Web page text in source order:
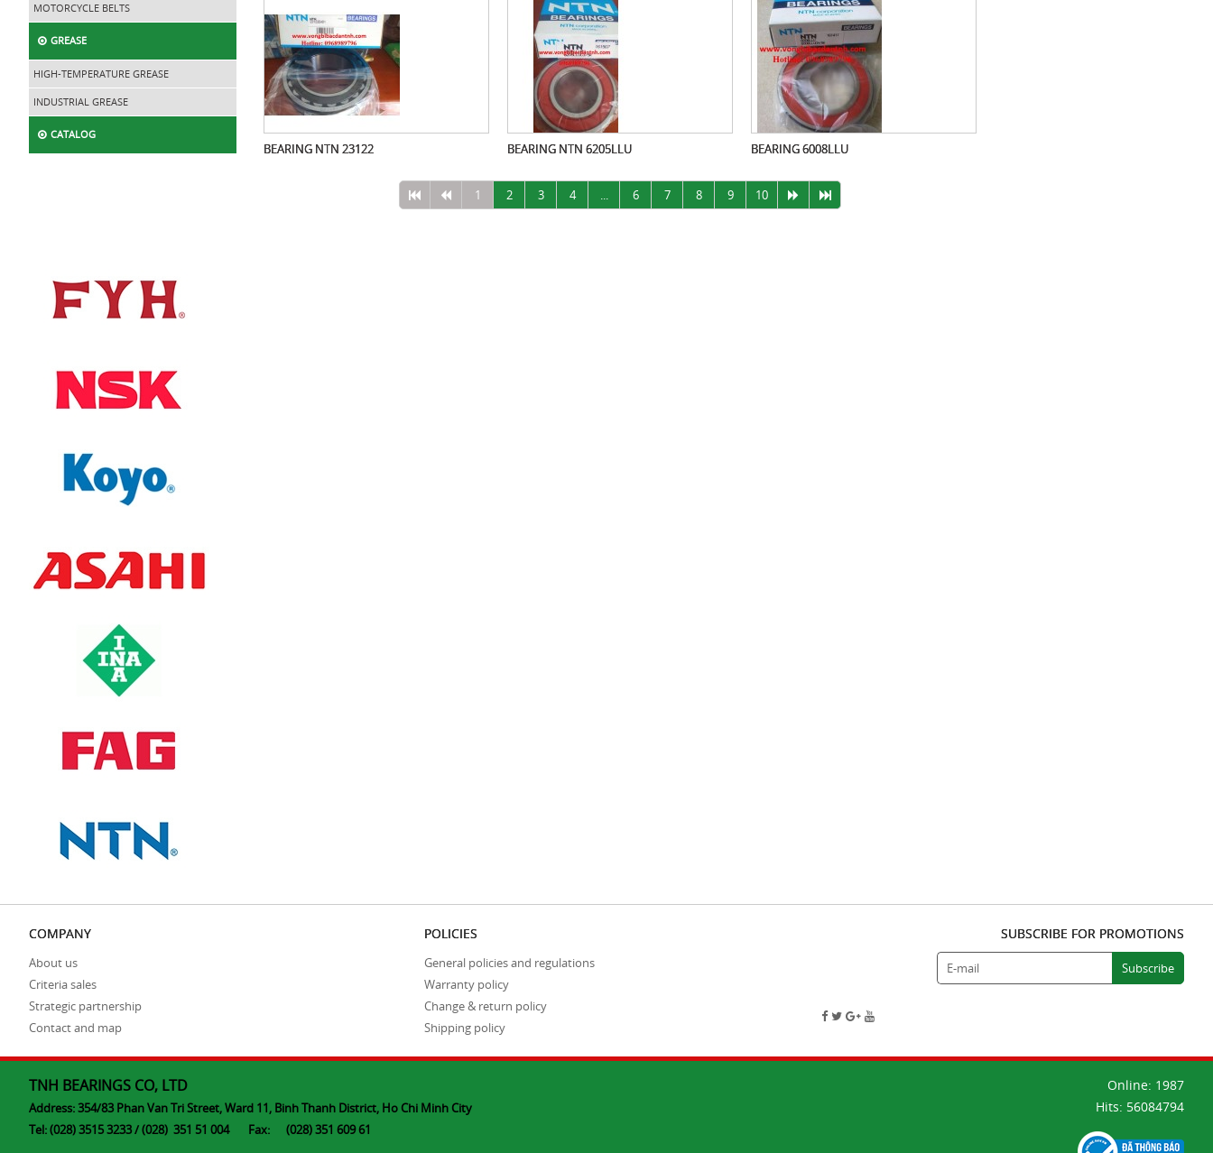
MOTORCYCLE BELTS
GREASE
HIGH-TEMPERATURE GREASE
INDUSTRIAL GREASE
CATALOG
BEARING NTN 23122 BEARING NTN 6205LLU BEARING 6008LLU
1 2 3 4 ... 6 7 8 9 10
COMPANY
About us
Criteria sales
Strategic partnership
Contact and map
POLICIES
General policies and regulations
Warranty policy
Change & return policy
Shipping policy
SUBSCRIBE FOR PROMOTIONS
TNH BEARINGS CO, LTD
Address: 354/83 Phan Van Tri Street, Ward 11, Binh Thanh District, Ho Chi Minh City
Tel: (028) 3515 3233 / (028) 351 51 004 Fax: (028) 351 609 61
Online: 1987
Hits: 56084794